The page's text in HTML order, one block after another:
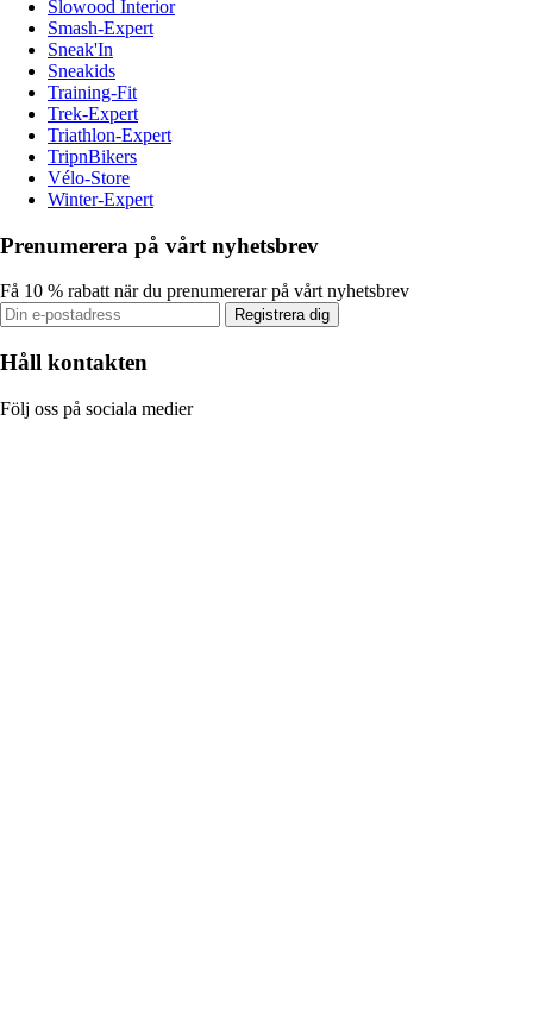
Slowood Interior
Smash-Expert
Sneak'In
Sneakids
Training-Fit
Trek-Expert
Triathlon-Expert
TripnBikers
Vélo-Store
Winter-Expert
Prenumerera på vårt nyhetsbrev
Få 10 % rabatt när du prenumererar på vårt nyhetsbrev
Registrera dig
Håll kontakten
Följ oss på sociala medier